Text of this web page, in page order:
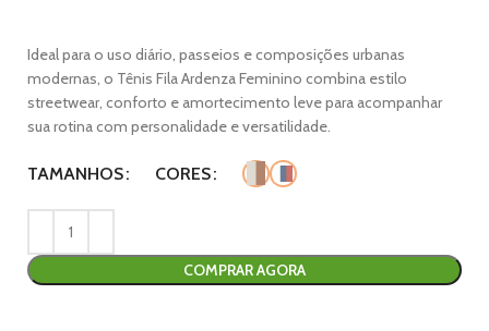
Ideal para o uso diário, passeios e composições urbanas
modernas, o Tênis Fila Ardenza Feminino combina estilo
streetwear, conforto e amortecimento leve para acompanhar
sua rotina com personalidade e versatilidade.
TAMANHOS CORES
COMPRAR AGORA